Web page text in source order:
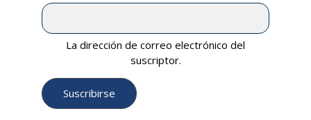
La dirección de correo electrónico del
suscriptor.